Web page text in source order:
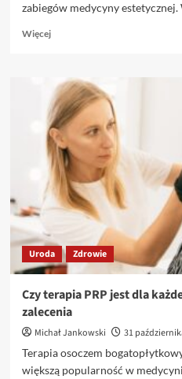
zabiegów medycyny estetycznej.
WięcejDowiedz
Trendy
w
Powiększaniu
Ust:
Od
Naturalnych
po
Dramatyczne
Efekty
Uroda Zdrowie
Czy terapia PRP jest dla
zalecenia
Michał Jankowski
31
Terapia osoczem
większą popularność w